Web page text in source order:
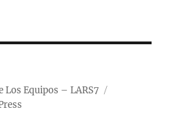
Los Equipos – LARS7